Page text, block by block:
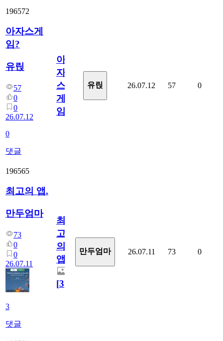
196572
아자스게
임?
유릱
57
0
0
26.07.12
0
댓글
아
자
스
게
임?
유릱 26.07.12 57 0
196565
최고의 앱.
만두엄마
73
0
0
26.07.11
3
댓글
최
고
의
앱.
[3]
만두엄마 26.07.11 73 0